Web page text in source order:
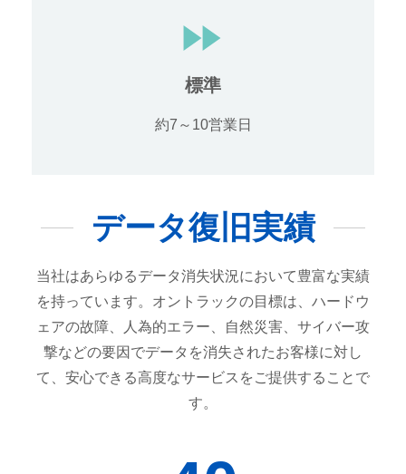
標準
約7～10営業日
データ復旧実績
当社はあらゆるデータ消失状況において豊富な実績
を持っています。オントラックの目標は、ハードウ
ェアの故障、人為的エラー、自然災害、サイバー攻
撃などの要因でデータを消失されたお客様に対し
て、安心できる高度なサービスをご提供することで
す。